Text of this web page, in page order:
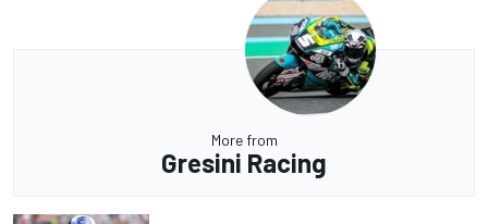
More from
Gresini Racing